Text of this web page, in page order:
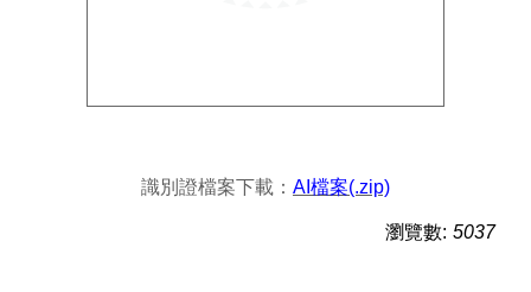
識別證檔案下載： AI檔案(.zip)
瀏覽數: 5037